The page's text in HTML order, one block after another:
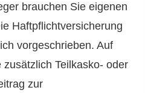
brauchen Sie eigenen
Haft­pflichtversicherung
vorgeschrieben. Auf
Teilkasko- oder
zur